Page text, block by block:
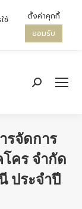
Search:
รจัดการ
คร จำกัด
ประจำปี
ช้
ตั้งค่าคุกกี้
ยอมรับ